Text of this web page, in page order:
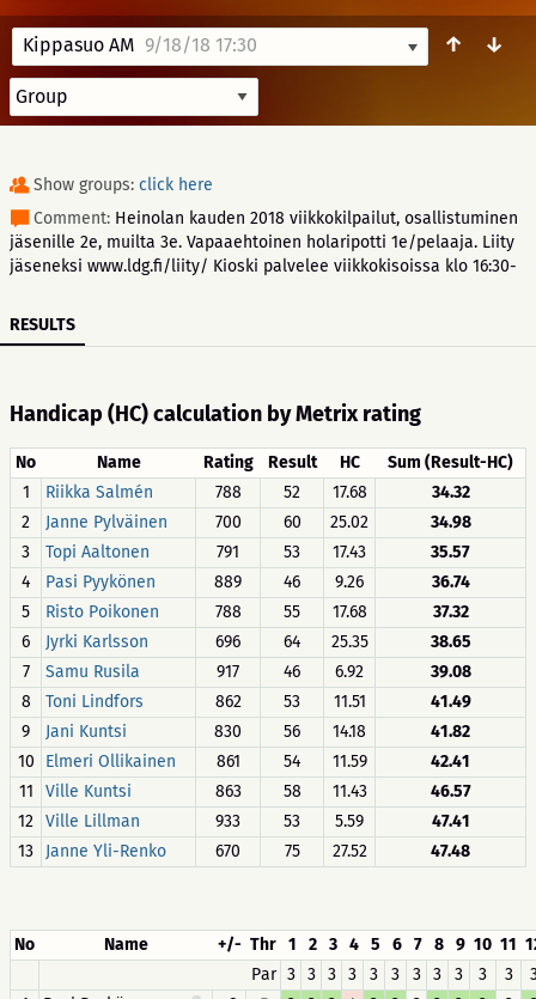
Kippasuo AM 9/18/18 17:30 ↑ ↓
Show groups: click here
Comment: Heinolan kauden 2018 viikkokilpailut, osallistuminen
jäsenille 2e, muilta 3e. Vapaaehtoinen holaripotti 1e/pelaaja. Liity
jäseneksi www.ldg.fi/liity/ Kioski palvelee viikkokisoissa klo 16:30-
RESULTS
Handicap (HC) calculation by Metrix rating
No Name Rating Result HC
Sum (Result-HC)
1
Riikka Salmén 788 52 17.68
34.32
2
Janne Pylväinen 700 60 25.02
34.98
3
Topi Aaltonen 791 53 17.43
35.57
4
Pasi Pyykönen 889 46 9.26
36.74
5
Risto Poikonen 788 55 17.68
37.32
6
Jyrki Karlsson 696 64 25.35
38.65
7
Samu Rusila 917 46 6.92
39.08
8
Toni Lindfors 862 53 11.51
41.49
9
Jani Kuntsi 830 56 14.18
41.82
10
Elmeri Ollikainen 861 54 11.59
42.41
11
Ville Kuntsi 863 58 11.43
46.57
12 Ville Lillman 933 53 5.59
47.41
13
Janne Yli-Renko 670 75 27.52 47.48
No Name +/- Thr 1 2 3 4 5 6 7 8 9 10 11
Par 3 3 3 3 3 3 3 3 3 3 3